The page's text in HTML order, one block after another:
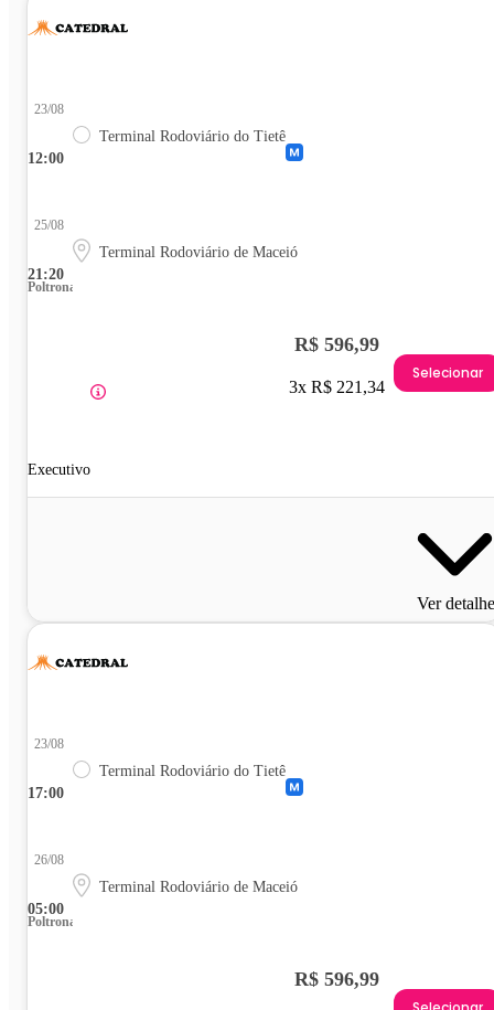
12:00
23/08
Terminal Rodoviário do Tietê
21:20
25/08
Terminal Rodoviário de Maceió
Poltrona
Executivo
R$ 596,99
3x R$ 221,34
Selecionar
Ver
17:00
23/08
Terminal Rodoviário do Tietê
05:00
26/08
Terminal Rodoviário de Maceió
Poltrona
R$ 596,99